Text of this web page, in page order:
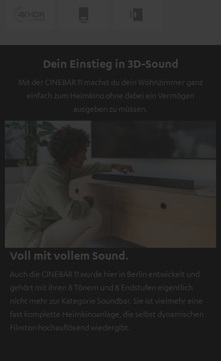
Dein Einstieg in 3D-Sound
Mit der CINEBAR 11 machst du dein Wohnzimmer ganz
einfach zum Heimkino ohne dabei ein Vermögen
ausgeben zu müssen.
Voll mit vollem Sound.
Auch die CINEBAR 11 wurde hier in Berlin entwickelt und
gehört mit ihren 8 Tönern und 8 Endstufen eigentlich
nicht mehr zur Kategorie Soundbar. Sie ist vielmehr eine
fast komplette Heimkinoanlage, die selbst dynamischen
Filmton hochauflösend wiedergibt.